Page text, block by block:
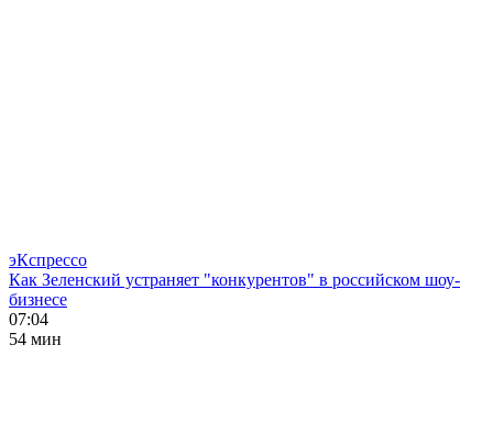
эКспрессо
Как Зеленский устраняет "конкурентов" в российском шоу-
бизнесе
07:04
54 мин